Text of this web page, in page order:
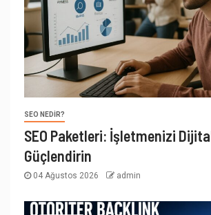
SEO NEDIR?
SEO Paketleri: İşletmenizi
Güçlendirin
04 Ağustos 2026 admin